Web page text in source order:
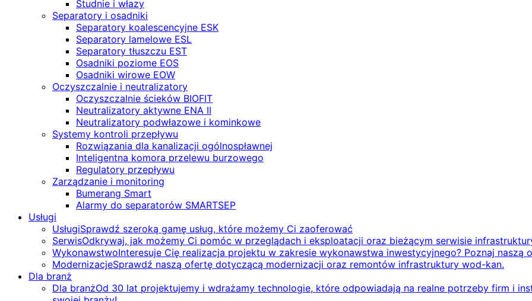
Studnie i włazy
Separatory i osadniki
Separatory koalescencyjne ESK
Separatory lamelowe ESL
Separatory tłuszczu EST
Osadniki poziome EOS
Osadniki wirowe EOW
Oczyszczalnie i neutralizatory
Oczyszczalnie ścieków BIOFIT
Neutralizatory aktywne ENA II
Neutralizatory podwłazowe i kominkowe
Systemy kontroli przepływu
Rozwiązania dla kanalizacji ogólnospławnej
Inteligentna komora przelewu burzowego
Regulatory przepływu
Zarządzanie i monitoring
Bumerang Smart
Alarmy do separatorów SMARTSEP
Usługi
UsługiSprawdź szeroką gamę usług, które możemy Ci zaoferować
SerwisOdkrywaj, jak możemy Ci pomóc w przeglądach i eksploatacji oraz bieżącym serwisie
WykonawstwoInteresuje Cię realizacja projektu w zakresie wykonawstwa inwestycyjnego? Poznaj naszą
ModernizacjeSprawdź naszą ofertę dotyczącą modernizacji oraz remontów infrastruktury wod-kan.
Dla branż
Dla branżOd 30 lat projektujemy i wdrażamy technologie, które odpowiadają na realne potrzeby firm i